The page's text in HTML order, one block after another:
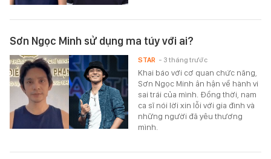
Sơn Ngọc Minh sử dụng ma túy với ai?
Khai báo với cơ quan chức năng,
Sơn Ngọc Minh ân hận về hành vi
sai trái của mình. Đồng thời, nam
ca sĩ nói lời xin lỗi với gia đình và
những người đã yêu thương
mình.
STAR - 3 tháng trước